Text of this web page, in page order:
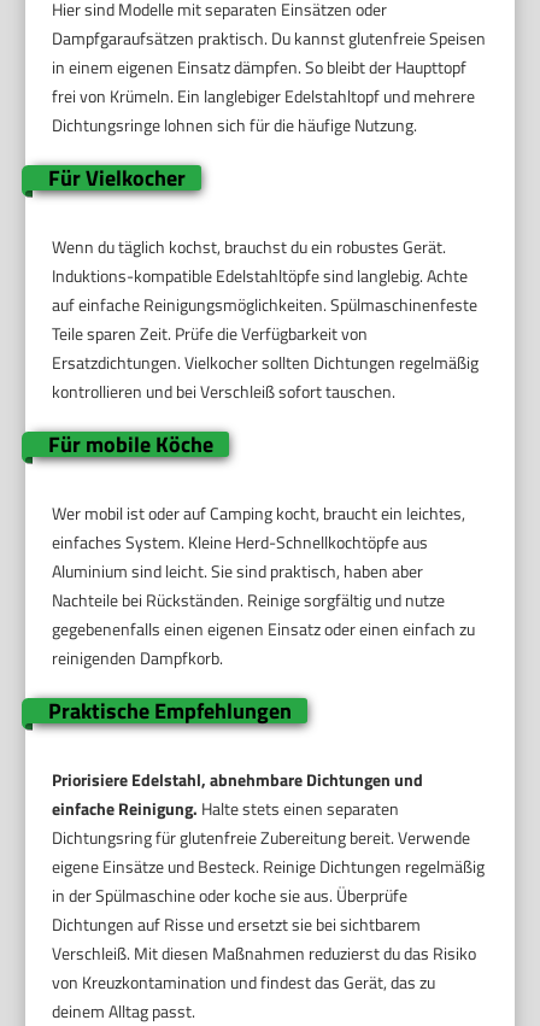
Hier sind Modelle mit separaten Einsätzen oder
Dampfgaraufsätzen praktisch. Du kannst glutenfreie Speisen
in einem eigenen Einsatz dämpfen. So bleibt der Haupttopf
frei von Krümeln. Ein langlebiger Edelstahltopf und mehrere
Dichtungsringe lohnen sich für die häufige Nutzung.
Für Vielkocher
Wenn du täglich kochst, brauchst du ein robustes Gerät.
Induktions-kompatible Edelstahltöpfe sind langlebig. Achte
auf einfache Reinigungsmöglichkeiten. Spülmaschinenfeste
Teile sparen Zeit. Prüfe die Verfügbarkeit von
Ersatzdichtungen. Vielkocher sollten Dichtungen regelmäßig
kontrollieren und bei Verschleiß sofort tauschen.
Für mobile Köche
Wer mobil ist oder auf Camping kocht, braucht ein leichtes,
einfaches System. Kleine Herd-Schnellkochtöpfe aus
Aluminium sind leicht. Sie sind praktisch, haben aber
Nachteile bei Rückständen. Reinige sorgfältig und nutze
gegebenenfalls einen eigenen Einsatz oder einen einfach zu
reinigenden Dampfkorb.
Praktische Empfehlungen
Priorisiere Edelstahl, abnehmbare Dichtungen und
einfache Reinigung. Halte stets einen separaten
Dichtungsring für glutenfreie Zubereitung bereit. Verwende
eigene Einsätze und Besteck. Reinige Dichtungen regelmäßig
in der Spülmaschine oder koche sie aus. Überprüfe
Dichtungen auf Risse und ersetzt sie bei sichtbarem
Verschleiß. Mit diesen Maßnahmen reduzierst du das Risiko
von Kreuzkontamination und findest das Gerät, das zu
deinem Alltag passt.